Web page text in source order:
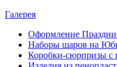
Галерея
Оформление
Наборы шаров на
Коробки-сюрпризы с